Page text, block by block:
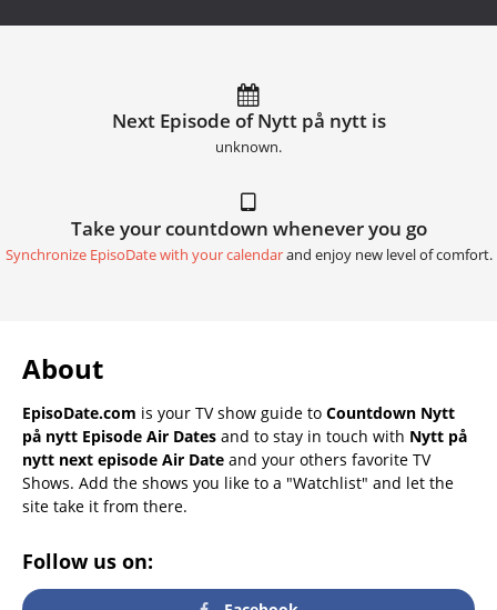
Next Episode of Nytt på nytt is
unknown.
Take your countdown whenever you go
Synchronize EpisoDate with your calendarand enjoy new level of comfort.
About
EpisoDate.com is your TV show guide to Countdown Nytt
på nytt Episode Air Dates and to stay in touch with Nytt på
nytt next episode Air Date and your others favorite TV
Shows. Add the shows you like to a "Watchlist" and let the
site take it from there.
Follow us on: